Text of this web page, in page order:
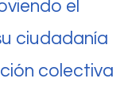
el
ciudadanía
colectiva